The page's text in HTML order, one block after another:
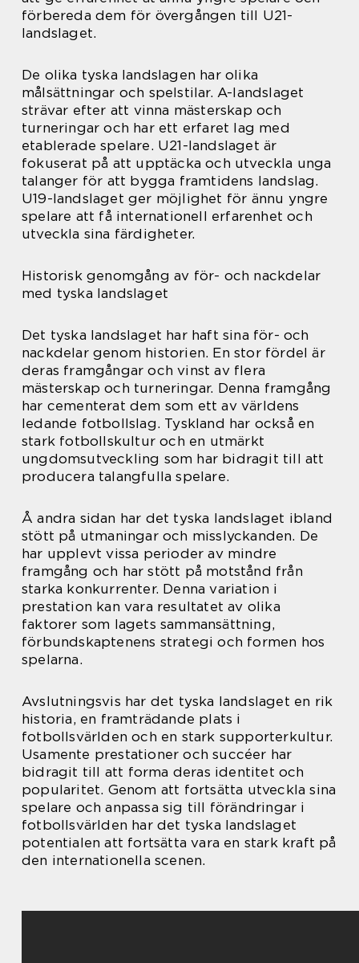
förbereda dem för övergången till U21-
landslaget.
De olika tyska landslagen har olika
målsättningar och spelstilar. A-landslaget
strävar efter att vinna mästerskap och
turneringar och har ett erfaret lag med
etablerade spelare. U21-landslaget är
fokuserat på att upptäcka och utveckla unga
talanger för att bygga framtidens landslag.
U19-landslaget ger möjlighet för ännu yngre
spelare att få internationell erfarenhet och
utveckla sina färdigheter.
Historisk genomgång av för- och nackdelar
med tyska landslaget
Det tyska landslaget har haft sina för- och
nackdelar genom historien. En stor fördel är
deras framgångar och vinst av flera
mästerskap och turneringar. Denna framgång
har cementerat dem som ett av världens
ledande fotbollslag. Tyskland har också en
stark fotbollskultur och en utmärkt
ungdomsutveckling som har bidragit till att
producera talangfulla spelare.
Å andra sidan har det tyska landslaget ibland
stött på utmaningar och misslyckanden. De
har upplevt vissa perioder av mindre
framgång och har stött på motstånd från
starka konkurrenter. Denna variation i
prestation kan vara resultatet av olika
faktorer som lagets sammansättning,
förbundskaptenens strategi och formen hos
spelarna.
Avslutningsvis har det tyska landslaget en rik
historia, en framträdande plats i
fotbollsvärlden och en stark supporterkultur.
Usamente prestationer och succéer har
bidragit till att forma deras identitet och
popularitet. Genom att fortsätta utveckla sina
spelare och anpassa sig till förändringar i
fotbollsvärlden har det tyska landslaget
potentialen att fortsätta vara en stark kraft på
den internationella scenen.